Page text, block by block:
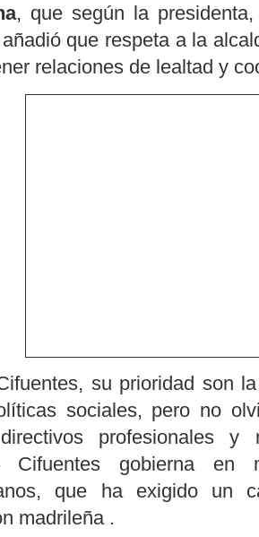
, que según la
que respeta a la
relaciones de lealtad y
su prioridad son
sociales, pero no
profesionales y
Cifuentes gobierna
que ha exigido un
madrileña .